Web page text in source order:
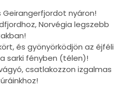
nyáron!
Norvégia legszebb
és gyönyörködjön az éjféli
sarki fényben (télen)!
csatlakozzon izgalmas